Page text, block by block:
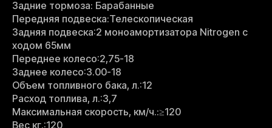
Задние тормоза: Барабанные
Передняя подвеска:Телескопическая
Задняя подвеска:2 моноамортизатора Nitrogen c
ходом 65мм
Переднее колесо:2,75-18
Заднее колесо:3.00-18
Объем топливного бака, л.:12
Расход топлива, л.:3,7
Максимальная скорость, км/ч.:≥120
Вес кг.:120